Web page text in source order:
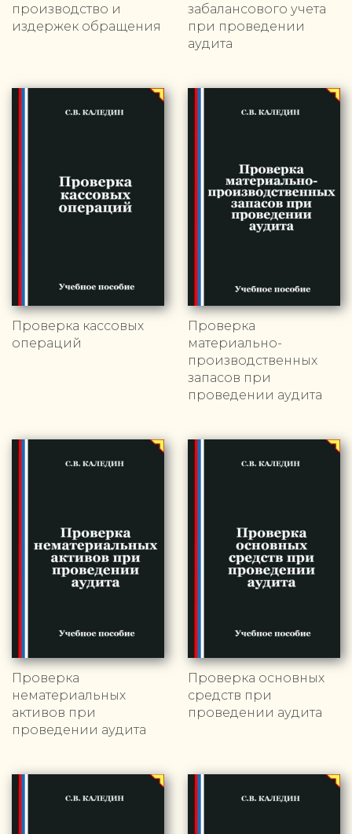
производство и
издержек обращения
забалансового учета
при проведении
аудита
Проверка кассовых
операций
Проверка
материально-
производственных
запасов при
проведении аудита
Проверка
нематериальных
активов при
проведении аудита
Проверка основных
средств при
проведении аудита